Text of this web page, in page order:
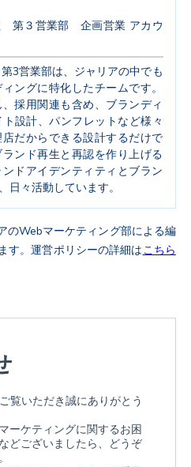
第３営業部 企画営業 アカウ
3営業部は、ジャリアの中でも
ングに特化したチームです。
採用関連も含め、ブランディ
設計、パンフレットなど様々
だからできる設計するだけで
ンド再生と再認を作り上げる
ドアイデンティティとブラン
日々活動しています。
のWebマーケティング部による編
す。運営ポリシーの詳細はこちら